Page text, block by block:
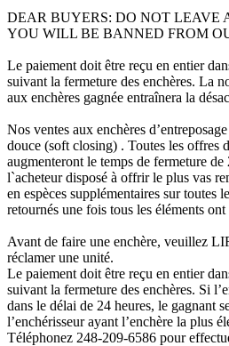
DEAR BUYERS: DO NOT LEAVE
YOU WILL BE BANNED FROM
Le paiement doit être reçu en entier
suivant la fermeture des enchères. La
aux enchères gagnée entraînera la
Nos ventes aux enchères
douce (soft closing) . Toutes les offres
augmenteront le temps de fermeture
l`acheteur disposé à offrir le plus vas
en espèces supplémentaires sur toutes
retournés une fois tous les éléments ont
Avant de faire une enchère, veuillez
réclamer une unité.
Le paiement doit être reçu en entier
suivant la fermeture des enchères. Si
dans le délai de 24 heures, le gagnant
l’enchérisseur ayant l’enchère la plus
Téléphonez 248-209-6586 pour